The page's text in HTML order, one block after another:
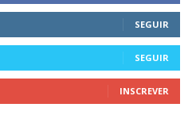
SEGUIR
SEGUIR
INSCREVER